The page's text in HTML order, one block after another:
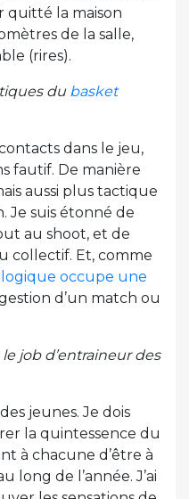
quitté la maison
de la salle,
(rires).
du basket
dans le jeu,
fautif. De manière
aussi plus tactique
Je suis étonné de
au shoot, et de
collectif. Et, comme
occupe une
d’un match ou
job d’entraineur des
jeunes. Je dois
la quintessence du
à chacune d’être à
long de l’année. J’ai